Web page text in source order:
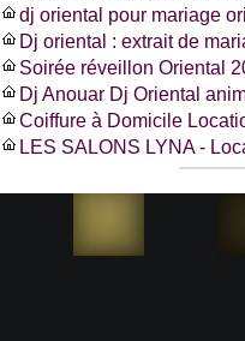
dj oriental pour mariage
Dj oriental : extrait de
Soirée réveillon Oriental
Dj Anouar Dj Oriental
Coiffure à Domicile
LES SALONS LYNA -